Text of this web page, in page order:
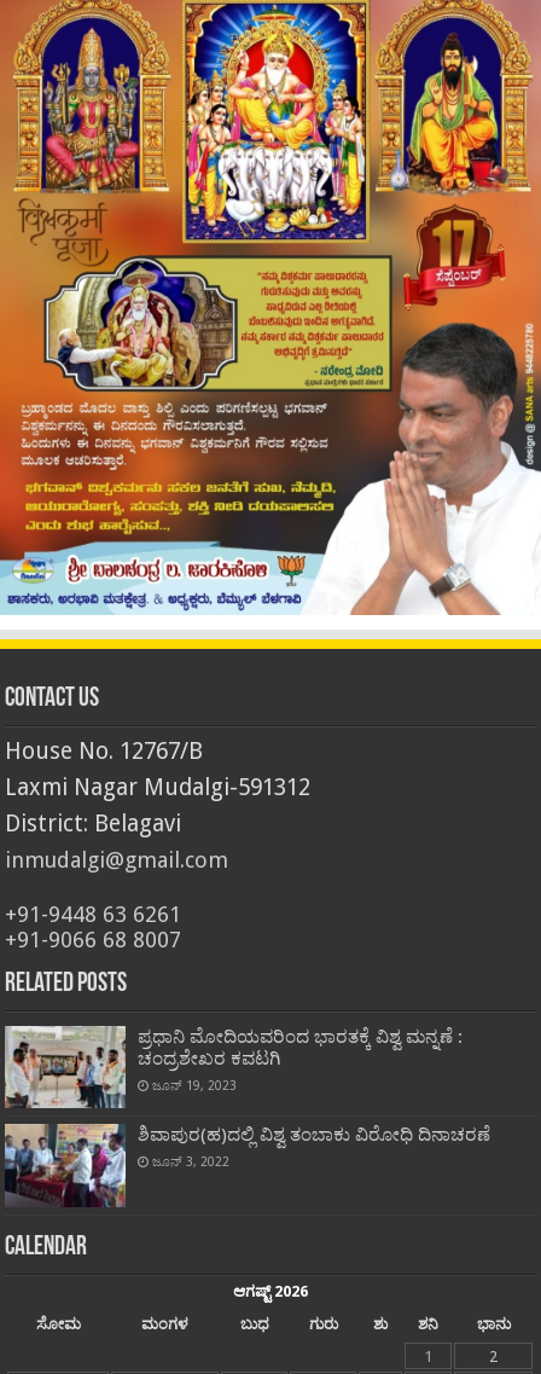
Contact Us
House No. 12767/B
Laxmi Nagar Mudalgi-591312
District: Belagavi
inmudalgi@gmail.com
+91-9448 63 6261
+91-9066 68 8007
Related Posts
ಪ್ರಧಾನಿ ಮೋದಿಯವರಿಂದ ಭಾರತಕ್ಕೆ ವಿಶ್ವ ಮನ್ನಣೆ :
ಚಂದ್ರಶೇಖರ ಕವಟಗಿ
ಜೂನ್ 19, 2023
ಶಿವಾಪುರ(ಹ)ದಲ್ಲಿ ವಿಶ್ವ ತಂಬಾಕು ವಿರೋಧಿ ದಿನಾಚರಣೆ
ಜೂನ್ 3, 2022
Calendar
ಆಗಷ್ಟ್ 2026
ಸೋಮ
ಮಂಗಳ ಬುಧ ಗುರು ಶು ಶನಿ
ಭಾನು
1
2